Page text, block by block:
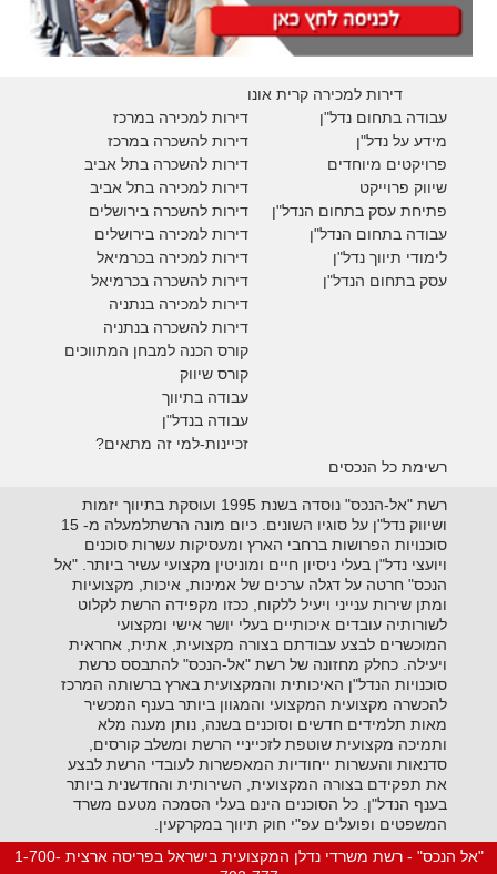
דירות למכירה קרית אונו
דירות למכירה במרכז
דירות להשכרה במרכז
דירות להשכרה בתל אביב
דירות למכירה בתל אביב
דירות להשכרה בירושלים
דירות למכירה בירושלים
דירות למכירה בכרמיאל
דירות להשכרה בכרמיאל
דירות למכירה בנתניה
דירות להשכרה בנתניה
קורס הכנה למבחן המתווכים
קורס שיווק
עבודה בתיווך
עבודה בנדל"ן
זכיינות-למי זה מתאים?
עבודה בתחום נדל"ן
מידע על נדל"ן
פרויקטים מיוחדים
שיווק פרוייקט
פתיחת עסק בתחום הנדל"ן
עבודה בתחום הנדל"ן
לימודי תיווך נדל"ן
עסק בתחום הנדל"ן
רשימת כל הנכסים
רשת "אל-הנכס" נוסדה בשנת 1995 ועוסקת בתיווך יזמות
ושיווק נדל"ן על סוגיו השונים. כיום מונה הרשתלמעלה מ- 15
סוכנויות הפרושות ברחבי הארץ ומעסיקות עשרות סוכנים
ויועצי נדל"ן בעלי ניסיון חיים ומוניטין מקצועי עשיר ביותר. "אל
הנכס" חרטה על דגלה ערכים של אמינות, איכות, מקצועיות
ומתן שירות ענייני ויעיל ללקוח, ככזו מקפידה הרשת לקלוט
לשורותיה עובדים איכותיים בעלי יושר אישי ומקצועי
המוכשרים לבצע עבודתם בצורה מקצועית, אתית, אחראית
ויעילה. כחלק מחזונה של רשת "אל-הנכס" להתבסס כרשת
סוכנויות הנדל"ן האיכותית והמקצועית בארץ ברשותה המרכז
להכשרה מקצועית המקצועי והמגוון ביותר בענף המכשיר
מאות תלמידים חדשים וסוכנים בשנה, נותן מענה מלא
ותמיכה מקצועית שוטפת לזכייניי הרשת ומשלב קורסים,
סדנאות והעשרות ייחודיות המאפשרות לעובדי הרשת לבצע
את תפקידם בצורה המקצועית, השירותית והחדשנית ביותר
בענף הנדל"ן. כל הסוכנים הינם בעלי הסמכה מטעם משרד
המשפטים ופועלים עפ"י חוק תיווך במקרקעין.
"אל הנכס" - רשת משרדי נדלן המקצועית בישראל בפריסה ארצית 1-700-